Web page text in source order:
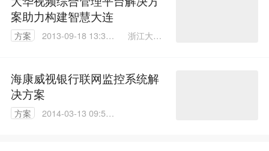
案助力构建智慧大连
方案
2013-09-18 13:31:
浙江大华
海康威视银行联网监控系统解
决方案
方案
2014-03-13 09:58: